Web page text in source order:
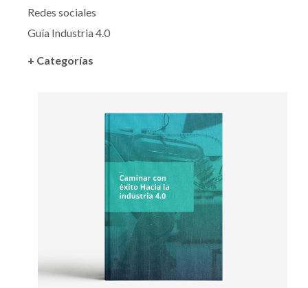
Redes sociales
Guía Industria 4.0
+ Categorías